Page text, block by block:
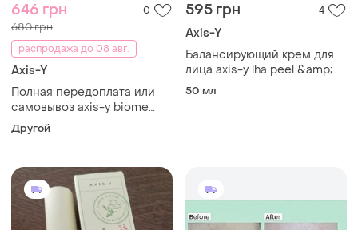
646 грн 0
680 грн
распродажа до 08 авг.
Axis-Y
Полная передоплата или
самовывоз axis-y biome
comforting infused toner
успокаивающий тонер с
гиалуроновой кислотой 270
мл
Другой
595 грн 4
Axis-Y
Балансирующий крем для
лица axis-y lha peel &amp;
fill pore balancing cream с
50 мл